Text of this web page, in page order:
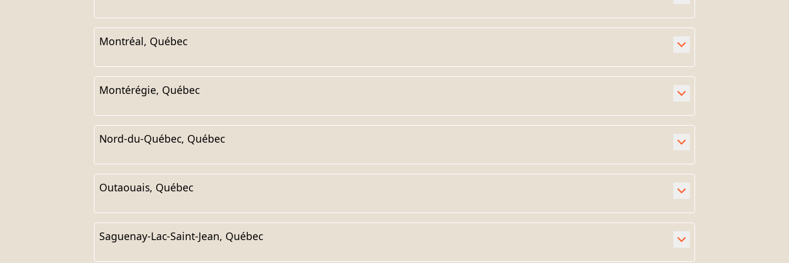
Montréal, Québec
Montérégie, Québec
Nord-du-Québec, Québec
Outaouais, Québec
Saguenay-Lac-Saint-Jean, Québec